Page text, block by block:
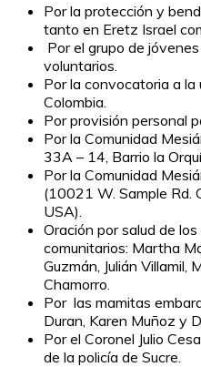
Por la protección y
tanto en Eretz Israel
Por el grupo de
voluntarios.
Por la convocatoria a la
Colombia.
Por provisión personal
Por la Comunidad
33A – 14, Barrio la
Por la Comunidad
(10021 W. Sample Rd.
USA).
Oración por salud de
comunitarios: Martha
Guzmán, Julián Villamil,
Chamorro.
Por las mamitas
Duran, Karen Muñoz y
Por el Coronel Julio
de la policía de Sucre.